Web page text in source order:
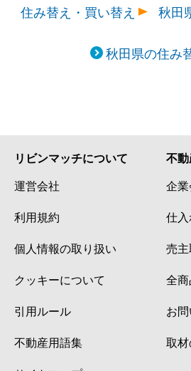
住み替え・買い替え
秋田
秋田県の住み
リビンマッチについて
運営会社
利用規約
個人情報の取り扱い
クッキーについて
引用ルール
不動産用語集
不
企
仕
売
全
お
取